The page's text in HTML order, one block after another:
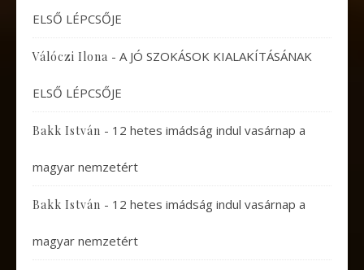
ELSŐ LÉPCSŐJE
Válóczi Ilona - A JÓ SZOKÁSOK KIALAKÍTÁSÁNAK
ELSŐ LÉPCSŐJE
Bakk István - 12 hetes imádság indul vasárnap a
magyar nemzetért
Bakk István - 12 hetes imádság indul vasárnap a
magyar nemzetért